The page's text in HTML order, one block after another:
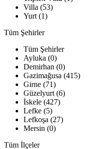
Villa (53)
Yurt (1)
Tüm Şehirler
Tüm Şehirler
Ayluka (0)
Demirhan (0)
Gazimağusa (415)
Girne (71)
Güzelyurt (6)
İskele (427)
Lefke (5)
Lefkoşa (27)
Mersin (0)
Tüm İlçeler